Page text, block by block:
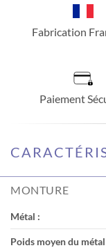
Fabrication
Paiement
MONTURE
Métal :
Poids moyen du